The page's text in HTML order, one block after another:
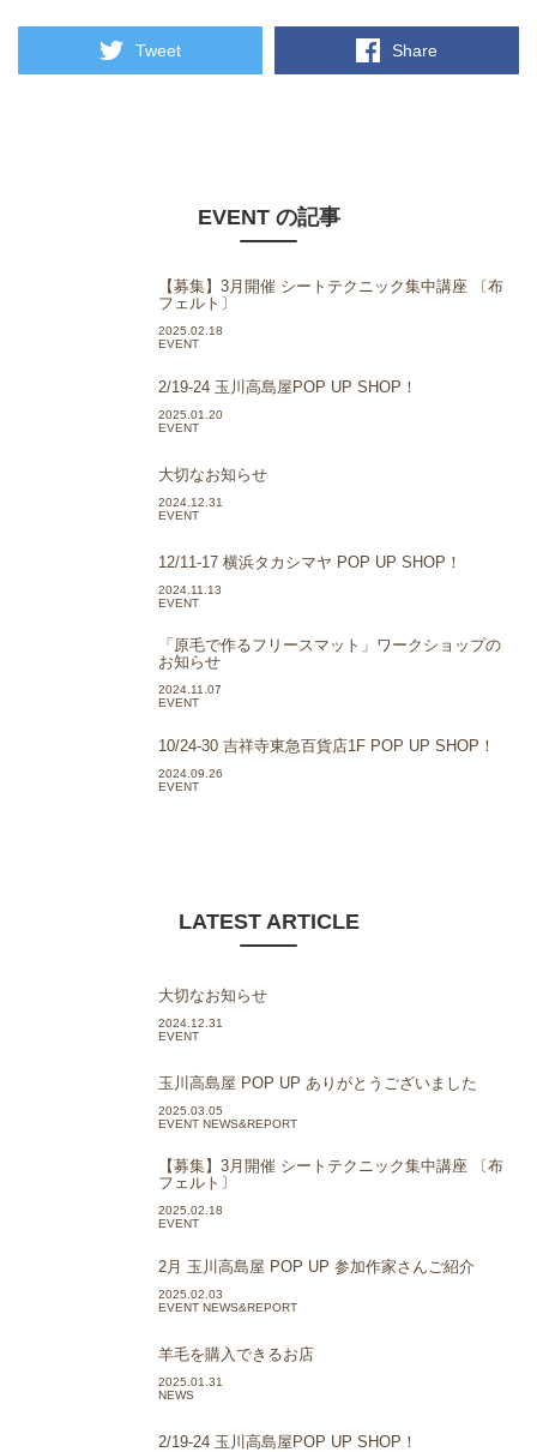
Tweet Share
EVENT の記事
【募集】3月開催 シートテクニック集中講座 〔布
フェルト〕
2025.02.18
EVENT
2/19-24 玉川高島屋POP UP SHOP！
2025.01.20
EVENT
大切なお知らせ
2024.12.31
EVENT
12/11-17 横浜タカシマヤ POP UP SHOP！
2024.11.13
EVENT
「原毛で作るフリースマット」ワークショップの
お知らせ
2024.11.07
EVENT
10/24-30 吉祥寺東急百貨店1F POP UP SHOP！
2024.09.26
EVENT
LATEST ARTICLE
大切なお知らせ
2024.12.31
EVENT
玉川高島屋 POP UP ありがとうございました
2025.03.05
EVENT NEWS&REPORT
【募集】3月開催 シートテクニック集中講座 〔布
フェルト〕
2025.02.18
EVENT
2月 玉川高島屋 POP UP 参加作家さんご紹介
2025.02.03
EVENT NEWS&REPORT
羊毛を購入できるお店
2025.01.31
NEWS
2/19-24 玉川高島屋POP UP SHOP！